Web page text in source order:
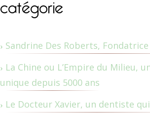
Sandrine Des Roberts,
La Chine ou L’Empire du Milieu,
unique depuis 5000 ans
Le Docteur Xavier, un dentiste